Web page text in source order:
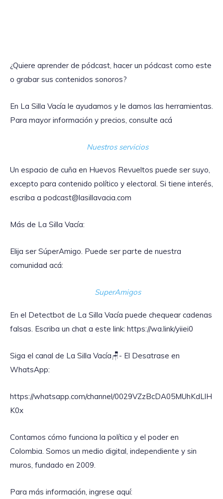
¿Quiere aprender de pódcast, hacer un pódcast como este
o grabar sus contenidos sonoros?
En La Silla Vacía le ayudamos y le damos las herramientas.
Para mayor información y precios, consulte acá
Nuestros servicios
Un espacio de cuña en Huevos Revueltos puede ser suyo,
excepto para contenido político y electoral. Si tiene interés,
escriba a podcast@lasillavacia.com
Más de La Silla Vacía:
Elija ser SúperAmigo. Puede ser parte de nuestra
comunidad acá:
SuperAmigos
En el Detectbot de La Silla Vacía puede chequear cadenas
falsas. Escriba un chat a este link: https://wa.link/yiiei0‎
Siga el canal de La Silla Vacía🪑- El Desatrase en
WhatsApp:
https://whatsapp.com/channel/0029VZzBcDA05MUhKdLlH
K0x
Contamos cómo funciona la política y el poder en
Colombia. Somos un medio digital, independiente y sin
muros, fundado en 2009.
Para más información, ingrese aquí: